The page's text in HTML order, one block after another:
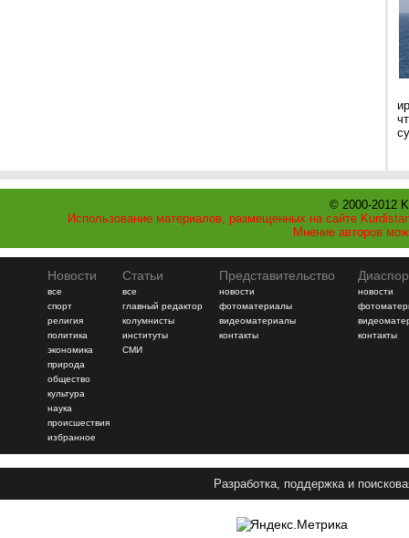
© 2000-2012
Использование материалов, размещенных на сайте
Мнение авторов
Новости
все
спорт
религия
политика
экономика
природа
общество
культура
наука
происшествия
избранное
Статьи
все
главный редактор
колумнисты
институты
СМИ
Представительство
новости
фотоматериалы
видеоматериалы
контакты
новости
контакты
Разработка, поддержка и